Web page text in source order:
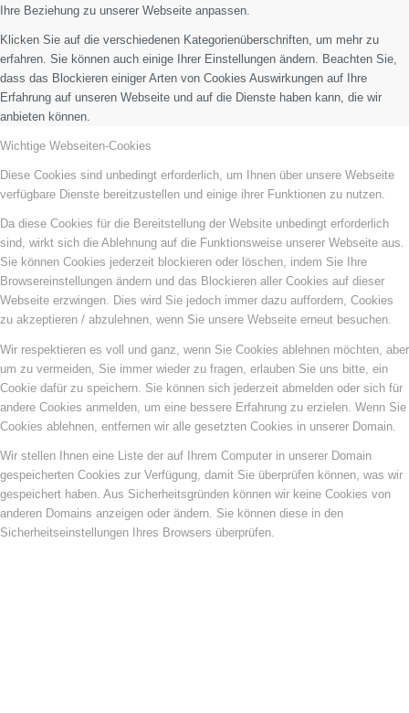
Ihre Beziehung zu unserer Webseite anpassen.
Klicken Sie auf die verschiedenen Kategorienüberschriften, um mehr zu
erfahren. Sie können auch einige Ihrer Einstellungen ändern. Beachten Sie,
dass das Blockieren einiger Arten von Cookies Auswirkungen auf Ihre
Erfahrung auf unseren Webseite und auf die Dienste haben kann, die wir
anbieten können.
Wichtige Webseiten-Cookies
Diese Cookies sind unbedingt erforderlich, um Ihnen über unsere Webseite
verfügbare Dienste bereitzustellen und einige ihrer Funktionen zu nutzen.
Da diese Cookies für die Bereitstellung der Website unbedingt erforderlich
sind, wirkt sich die Ablehnung auf die Funktionsweise unserer Webseite aus.
Sie können Cookies jederzeit blockieren oder löschen, indem Sie Ihre
Browsereinstellungen ändern und das Blockieren aller Cookies auf dieser
Webseite erzwingen. Dies wird Sie jedoch immer dazu auffordern, Cookies
zu akzeptieren / abzulehnen, wenn Sie unsere Webseite erneut besuchen.
Wir respektieren es voll und ganz, wenn Sie Cookies ablehnen möchten, aber
um zu vermeiden, Sie immer wieder zu fragen, erlauben Sie uns bitte, ein
Cookie dafür zu speichern. Sie können sich jederzeit abmelden oder sich für
andere Cookies anmelden, um eine bessere Erfahrung zu erzielen. Wenn Sie
Cookies ablehnen, entfernen wir alle gesetzten Cookies in unserer Domain.
Wir stellen Ihnen eine Liste der auf Ihrem Computer in unserer Domain
gespeicherten Cookies zur Verfügung, damit Sie überprüfen können, was wir
gespeichert haben. Aus Sicherheitsgründen können wir keine Cookies von
anderen Domains anzeigen oder ändern. Sie können diese in den
Sicherheitseinstellungen Ihres Browsers überprüfen.